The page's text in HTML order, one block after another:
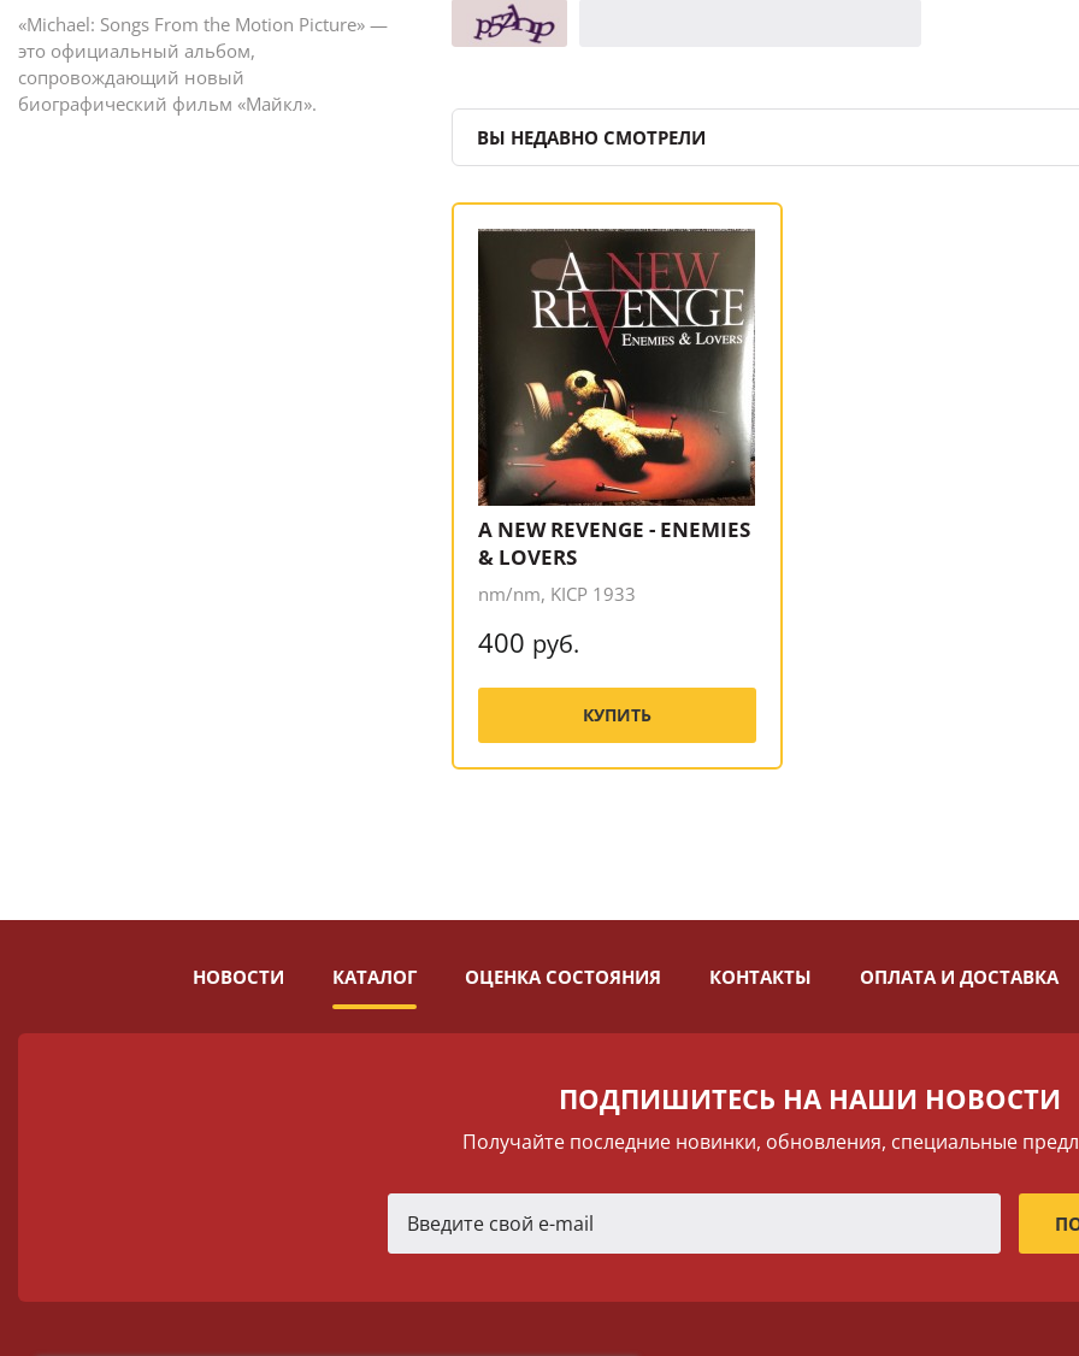
«Michael: Songs From the Motion Picture» —
это официальный альбом,
сопровождающий новый
биографический фильм «Майкл».
ВЫ НЕДАВНО СМОТРЕЛИ
A NEW REVENGE - ENEMIES
& LOVERS
nm/nm, KICP 1933
400 руб.
КУПИТЬ
НОВОСТИ КАТАЛОГ ОЦЕНКА СОСТОЯНИЯ КОНТАКТЫ ОПЛАТА И ДОСТАВКА
ПОДПИШИТЕСЬ НА НАШИ НОВОСТИ
Получайте последние новинки, обновления, специальные